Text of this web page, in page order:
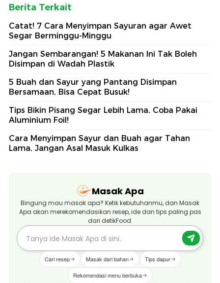
Berita Terkait
Catat! 7 Cara Menyimpan Sayuran agar Awet
Segar Berminggu-Minggu
Jangan Sembarangan! 5 Makanan Ini Tak Boleh
Disimpan di Wadah Plastik
5 Buah dan Sayur yang Pantang Disimpan
Bersamaan, Bisa Cepat Busuk!
Tips Bikin Pisang Segar Lebih Lama, Coba Pakai
Aluminium Foil!
Cara Menyimpan Sayur dan Buah agar Tahan
Lama, Jangan Asal Masuk Kulkas
Masak Apa
Bingung mau masak apa? Ketik kebutuhanmu, dan Masak
Apa akan merekomendasikan resep, ide dan tips paling pas
dari detikFood.
Cari resep Masak dari bahan Tips dapur
Rekomendasi menu berbuka